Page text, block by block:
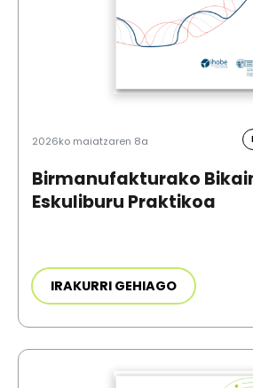
2026ko maiatzaren 8a
Birmanufakturako
Eskuliburu Praktikoa
IRAKURRI GEHIAGO